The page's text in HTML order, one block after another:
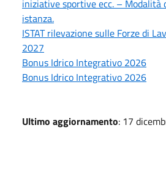
iniziative sportive ecc. – Modalità
istanza.
ISTAT rilevazione sulle Forze di
2027
Bonus Idrico Integrativo 2026
Bonus Idrico Integrativo 2026
Ultimo aggiornamento: 17